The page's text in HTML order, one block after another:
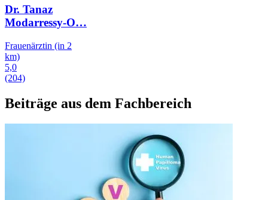
Dr. Tanaz
Modarressy-O…
Frauenärztin (in 2
km)
5,0
(204)
Beiträge aus dem Fachbereich